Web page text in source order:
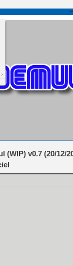
(WIP) v0.7 (20/12/